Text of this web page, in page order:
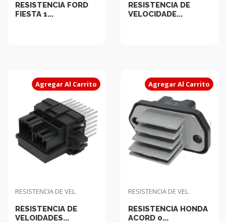
RESISTENCIA FORD
FIESTA 1...
RESISTENCIA DE
VELOCIDADE...
Agregar Al Carrito
RESISTENCIA DE VEL.
RESISTENCIA DE
VELOIDADES...
Agregar Al Carrito
RESISTENCIA DE VEL.
RESISTENCIA HONDA
ACORD 0...